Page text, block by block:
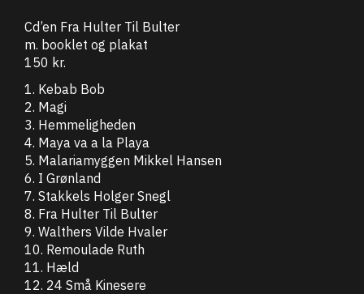
Cd’en Fra Hulter Til Bulter
m. booklet og plakat
150 kr.
1. Kebab Bob
2. Magi
3. Hemmeligheden
4. Maya va a la Playa
5. Malariamyggen Mikkel Hansen
6. I Grønland
7. Stakkels Holger Snegl
8. Fra Hulter Til Bulter
9. Walthers Vilde Hvaler
10. Remoulade Ruth
11. Hæld
12. 24 Små Kinesere